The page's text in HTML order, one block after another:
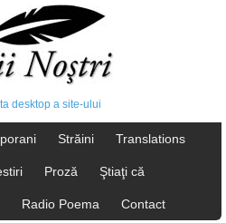
desktop a site-ului
Străini Translations
Proză Ştiaţi că
Radio Poema Contact